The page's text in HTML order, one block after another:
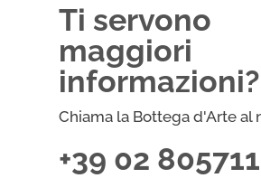
Ti servono
maggiori
informazioni?
Chiama la Bottega d'Arte al
+39 02